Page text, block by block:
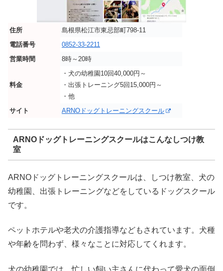
住所
島根県松江市東忌部町798-11
電話番号
0852-33-2211
営業時間
8時～20時
料金
・犬の幼稚園10回40,000円～
・出張トレーニング5回15,000円～
・他
サイト
ARNOドッグトレーニングスクール
ARNOドッグトレーニングスクールはこんなしつけ教
室
ARNOドッグトレーニングスクールは、しつけ教室、犬の
幼稚園、出張トレーニングなどをしているドッグスクール
です。
ペットホテルや老犬の介護指導などもされています。犬種
や年齢を問わず、様々なことに対応してくれます。
犬の幼稚園では、忙しい飼い主さんに代わって愛犬の面倒